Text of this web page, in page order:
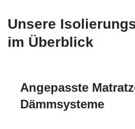
Unsere
im Überblick
Angepasste
Dämmsysteme